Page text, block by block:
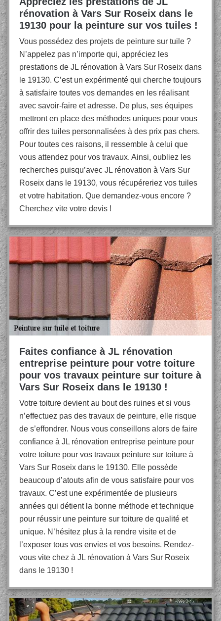
rénovation à Vars Sur Roseix dans le
19130 pour la peinture sur vos tuiles !
Vous possédez des projets de peinture sur tuile ?
N’appelez pas n’importe qui, appréciez les
prestations de JL rénovation à Vars Sur Roseix dans
le 19130. C’est un expérimenté qui cherche toujours
à satisfaire toutes vos demandes en les réalisant
avec savoir-faire et adresse. De plus, ses équipes
mettront en place des méthodes uniques pour vous
offrir des tuiles personnalisées à des prix pas chers.
Pour toutes ces raisons, il ressemble à celui que
vous attendez pour vos travaux. Ainsi, oubliez les
recherches puisqu’avec JL rénovation à Vars Sur
Roseix dans le 19130, vous récupéreriez vos tuiles
et votre habitation. Que demandez-vous encore ?
Cherchez vite votre devis !
Faites confiance à JL rénovation
entreprise peinture pour votre toiture
pour vos travaux peinture sur toiture à
Vars Sur Roseix dans le 19130 !
Votre toiture devient au bout des ruines et si vous
n’effectuez pas des travaux de peinture, elle risque
de s’effondrer. Nous vous conseillons alors de faire
confiance à JL rénovation entreprise peinture pour
votre toiture pour vos travaux peinture sur toiture à
Vars Sur Roseix dans le 19130. Elle possède
beaucoup d’atouts afin de vous satisfaire pour vos
travaux. C’est une expérimentée de plusieurs
années qui détient la bonne méthode et technique
pour réussir une peinture sur toiture de qualité et
unique. N’hésitez plus à la rendre visite et de
l’exposer tous vos envies et vos besoins. Rendez-
vous vite chez à JL rénovation à Vars Sur Roseix
dans le 19130 !